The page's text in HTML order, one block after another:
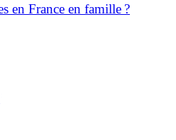
en France en famille ?